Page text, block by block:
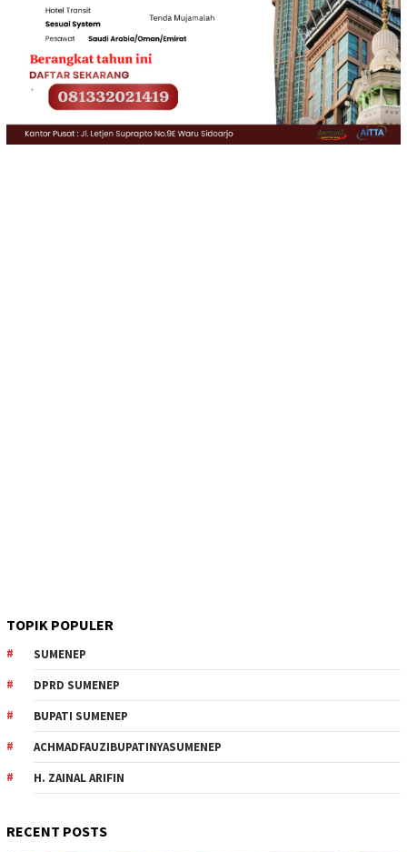
TOPIK POPULER
SUMENEP
DPRD SUMENEP
BUPATI SUMENEP
ACHMADFAUZIBUPATINYASUMENEP
H. ZAINAL ARIFIN
RECENT POSTS